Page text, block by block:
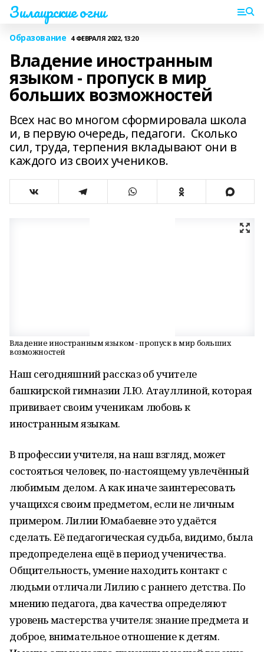
Зилаирские огни
Образование 4 ФЕВРАЛЯ 2022, 13:20
Владение иностранным
языком - пропуск в мир
больших возможностей
Всех нас во многом сформировала школа
и, в первую очередь, педагоги. Сколько
сил, труда, терпения вкладывают они в
каждого из своих учеников.
Владение иностранным языком - пропуск в мир больших
возможностей
Наш сегодняшний рассказ об учителе
башкирской гимназии Л.Ю. Атауллиной, которая
прививает своим ученикам любовь к
иностранным языкам.
В профессии учителя, на наш взгляд, может
состояться человек, по-настоящему увлечённый
любимым делом. А как иначе заинтересовать
учащихся своим предметом, если не личным
примером. Лилии Юмабаевне это удаётся
сделать. Её педагогическая судьба, видимо, была
предопределена ещё в период ученичества.
Общительность, умение находить контакт с
людьми отличали Лилию с раннего детства. По
мнению педагога, два качества определяют
уровень мастерства учителя: знание предмета и
доброе, внимательное отношение к детям.